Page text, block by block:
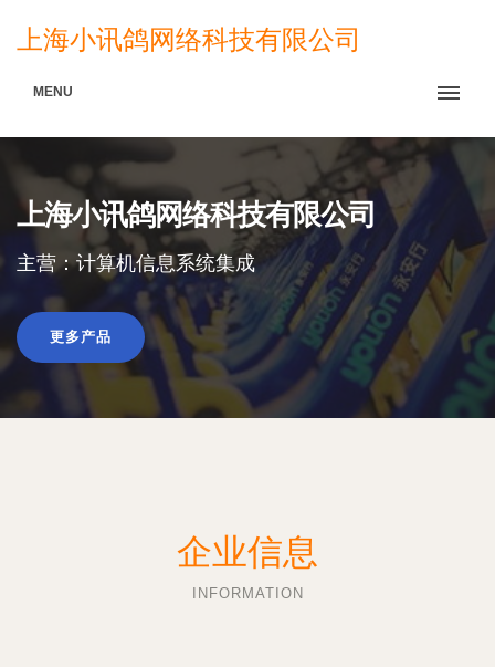
上海小讯鸽网络科技有限公司
MENU
上海小讯鸽网络科技有限公司
主营：计算机信息系统集成
更多产品
企业信息
INFORMATION